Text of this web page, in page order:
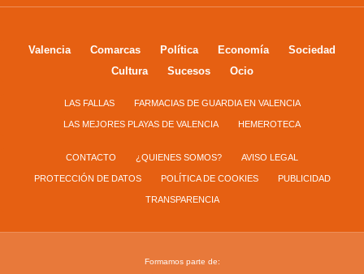
Valencia Comarcas Política Economía
Sociedad
Cultura
Sucesos Ocio
LAS FALLAS FARMACIAS DE GUARDIA EN VALENCIA
LAS MEJORES PLAYAS DE VALENCIA HEMEROTECA
CONTACTO ¿QUIENES SOMOS? AVISO LEGAL
PROTECCIÓN DE DATOS POLÍTICA DE COOKIES PUBLICIDAD
TRANSPARENCIA
Formamos parte de: